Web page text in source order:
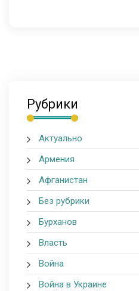
Рубрики
Актуально
Армения
Афганистан
Без рубрики
Бурханов
Власть
Война
Война в Украине